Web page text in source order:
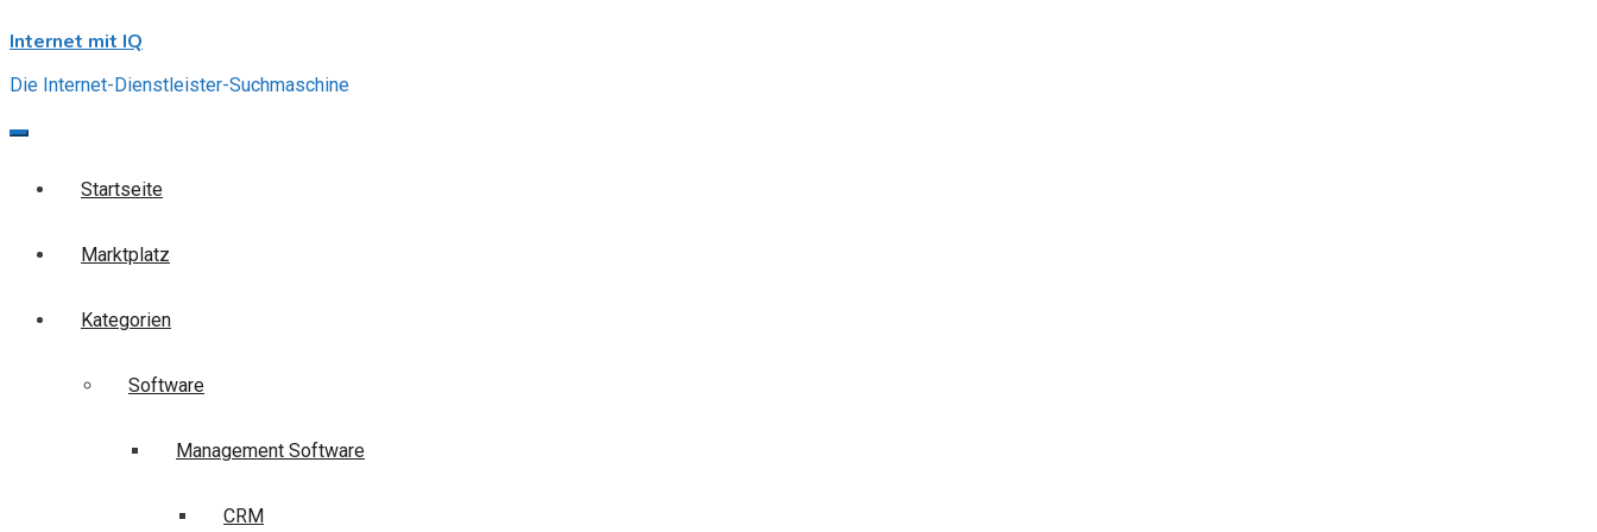
to
Internet mit IQ
Die Internet-Dienstleister-Suchmaschine
Startseite
Marktplatz
Kategorien
Software
Management Software
CRM